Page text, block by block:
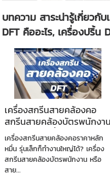
บทความ สาระน่ารู้เกี่ยวกั
DFT คืออะไร, เครื่องปริ้น
เครื่องสกรีนสายคล้องคอ
สกรีนสายคล้องบัตรพนักงาน
ต่อยอดร้านปริ้นบัตรพีวีซี
เครื่องสกรีนสายคล้องคอราคาหลัก
หมื่น รุ่นเล็กก็ทำงานใหญ่ได้? เครื่อง
สกรีนสายคล้องบัตรพนักงาน หรือ
สาย...